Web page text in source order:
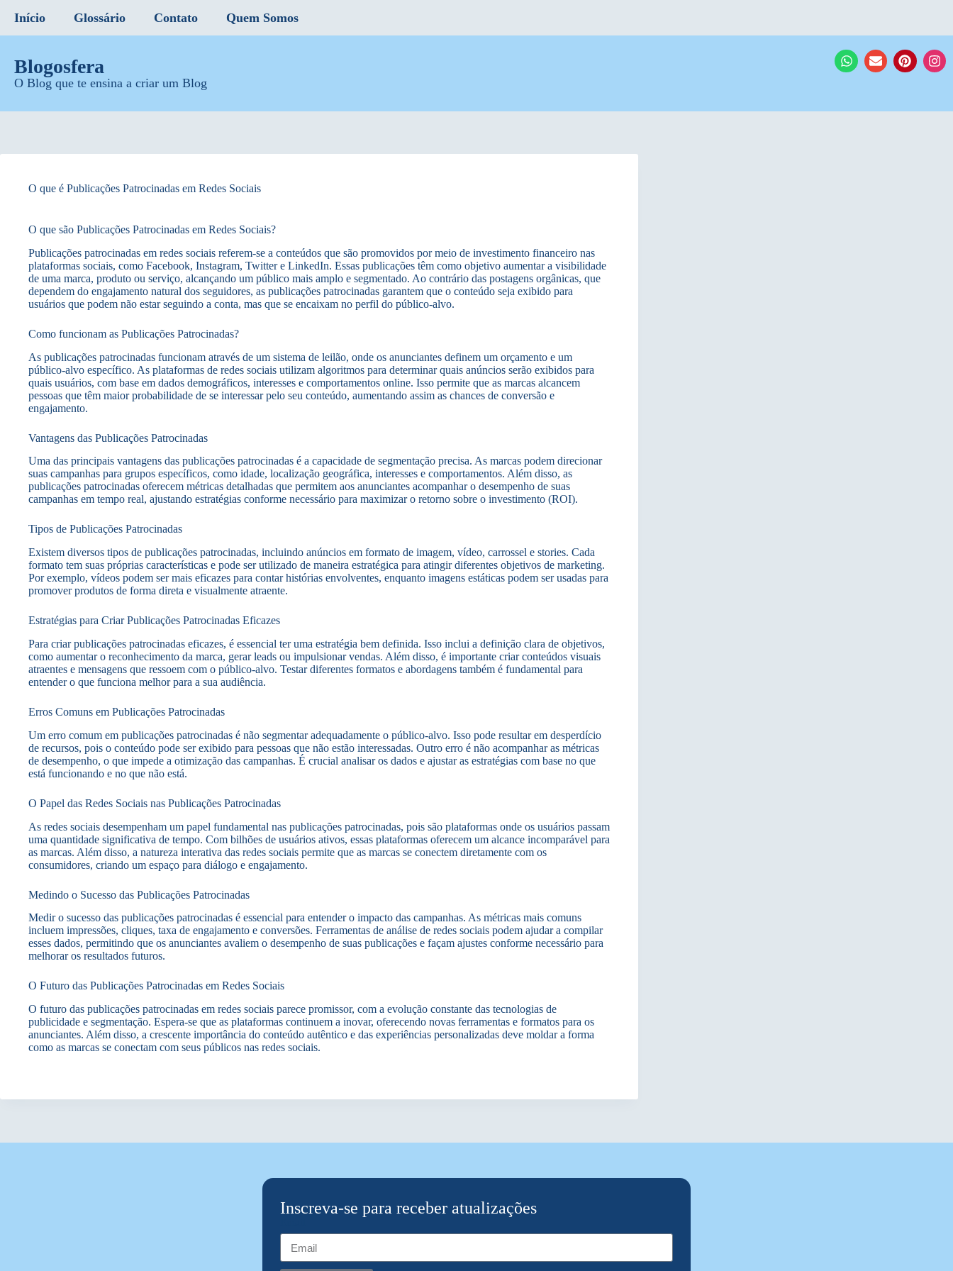
Início Glossário Contato Quem Somos
Blogosfera
O Blog que te ensina a criar um Blog
O que é Publicações Patrocinadas em Redes Sociais
O que são Publicações Patrocinadas em Redes Sociais?
Publicações patrocinadas em redes sociais referem-se a conteúdos que são promovidos por meio de investimento financeiro nas
plataformas sociais, como Facebook, Instagram, Twitter e LinkedIn. Essas publicações têm como objetivo aumentar a visibilidade
de uma marca, produto ou serviço, alcançando um público mais amplo e segmentado. Ao contrário das postagens orgânicas, que
dependem do engajamento natural dos seguidores, as publicações patrocinadas garantem que o conteúdo seja exibido para
usuários que podem não estar seguindo a conta, mas que se encaixam no perfil do público-alvo.
Como funcionam as Publicações Patrocinadas?
As publicações patrocinadas funcionam através de um sistema de leilão, onde os anunciantes definem um orçamento e um
público-alvo específico. As plataformas de redes sociais utilizam algoritmos para determinar quais anúncios serão exibidos para
quais usuários, com base em dados demográficos, interesses e comportamentos online. Isso permite que as marcas alcancem
pessoas que têm maior probabilidade de se interessar pelo seu conteúdo, aumentando assim as chances de conversão e
engajamento.
Vantagens das Publicações Patrocinadas
Uma das principais vantagens das publicações patrocinadas é a capacidade de segmentação precisa. As marcas podem direcionar
suas campanhas para grupos específicos, como idade, localização geográfica, interesses e comportamentos. Além disso, as
publicações patrocinadas oferecem métricas detalhadas que permitem aos anunciantes acompanhar o desempenho de suas
campanhas em tempo real, ajustando estratégias conforme necessário para maximizar o retorno sobre o investimento (ROI).
Tipos de Publicações Patrocinadas
Existem diversos tipos de publicações patrocinadas, incluindo anúncios em formato de imagem, vídeo, carrossel e stories. Cada
formato tem suas próprias características e pode ser utilizado de maneira estratégica para atingir diferentes objetivos de marketing.
Por exemplo, vídeos podem ser mais eficazes para contar histórias envolventes, enquanto imagens estáticas podem ser usadas para
promover produtos de forma direta e visualmente atraente.
Estratégias para Criar Publicações Patrocinadas Eficazes
Para criar publicações patrocinadas eficazes, é essencial ter uma estratégia bem definida. Isso inclui a definição clara de objetivos,
como aumentar o reconhecimento da marca, gerar leads ou impulsionar vendas. Além disso, é importante criar conteúdos visuais
atraentes e mensagens que ressoem com o público-alvo. Testar diferentes formatos e abordagens também é fundamental para
entender o que funciona melhor para a sua audiência.
Erros Comuns em Publicações Patrocinadas
Um erro comum em publicações patrocinadas é não segmentar adequadamente o público-alvo. Isso pode resultar em desperdício
de recursos, pois o conteúdo pode ser exibido para pessoas que não estão interessadas. Outro erro é não acompanhar as métricas
de desempenho, o que impede a otimização das campanhas. É crucial analisar os dados e ajustar as estratégias com base no que
está funcionando e no que não está.
O Papel das Redes Sociais nas Publicações Patrocinadas
As redes sociais desempenham um papel fundamental nas publicações patrocinadas, pois são plataformas onde os usuários passam
uma quantidade significativa de tempo. Com bilhões de usuários ativos, essas plataformas oferecem um alcance incomparável para
as marcas. Além disso, a natureza interativa das redes sociais permite que as marcas se conectem diretamente com os
consumidores, criando um espaço para diálogo e engajamento.
Medindo o Sucesso das Publicações Patrocinadas
Medir o sucesso das publicações patrocinadas é essencial para entender o impacto das campanhas. As métricas mais comuns
incluem impressões, cliques, taxa de engajamento e conversões. Ferramentas de análise de redes sociais podem ajudar a compilar
esses dados, permitindo que os anunciantes avaliem o desempenho de suas publicações e façam ajustes conforme necessário para
melhorar os resultados futuros.
O Futuro das Publicações Patrocinadas em Redes Sociais
O futuro das publicações patrocinadas em redes sociais parece promissor, com a evolução constante das tecnologias de
publicidade e segmentação. Espera-se que as plataformas continuem a inovar, oferecendo novas ferramentas e formatos para os
anunciantes. Além disso, a crescente importância do conteúdo autêntico e das experiências personalizadas deve moldar a forma
como as marcas se conectam com seus públicos nas redes sociais.
Inscreva-se para receber atualizações